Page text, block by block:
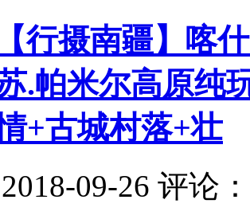
【行摄南疆】喀
.帕米尔高原纯
+古城村落+壮
2018-09-26 评论：